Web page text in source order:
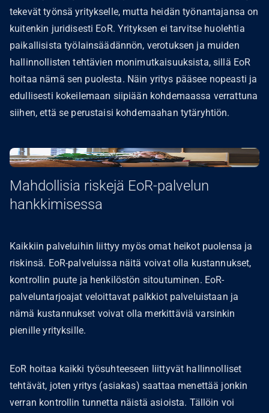
tekevät työnsä yritykselle, mutta heidän työnantajansa on
kuitenkin juridisesti EoR. Yrityksen ei tarvitse huolehtia
paikallisista työlainsäädännön, verotuksen ja muiden
hallinnollisten tehtävien monimutkaisuuksista, sillä EoR
hoitaa nämä sen puolesta. Näin yritys pääsee nopeasti ja
edullisesti kokeilemaan siipiään kohdemaassa verrattuna
siihen, että se perustaisi kohdemaahan tytäryhtiön.
Mahdollisia riskejä EoR-palvelun
hankkimisessa
Kaikkiin palveluihin liittyy myös omat heikot puolensa ja
riskinsä. EoR-palveluissa näitä voivat olla kustannukset,
kontrollin puute ja henkilöstön sitoutuminen. EoR-
palveluntarjoajat veloittavat palkkiot palveluistaan ja
nämä kustannukset voivat olla merkittäviä varsinkin
pienille yrityksille.
EoR hoitaa kaikki työsuhteeseen liittyvät hallinnolliset
tehtävät, joten yritys (asiakas) saattaa menettää jonkin
verran kontrollin tunnetta näistä asioista. Tällöin voi